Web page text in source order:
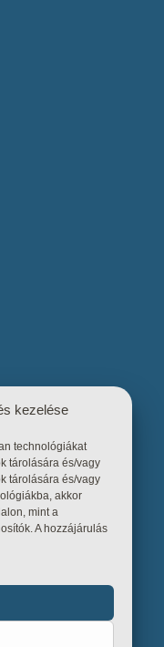
kezelése
technológiákat
tárolására és/vagy
tárolására és/vagy
akkor
mint a
A hozzájárulás